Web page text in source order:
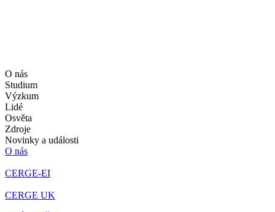
O nás
Studium
Výzkum
Lidé
Osvěta
Zdroje
Novinky a události
O nás
CERGE-EI
CERGE UK